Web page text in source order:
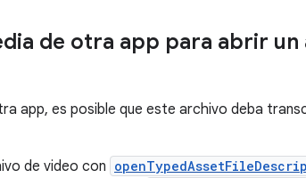
de otra app para abrir
app, es posible que este archivo deba
de video con